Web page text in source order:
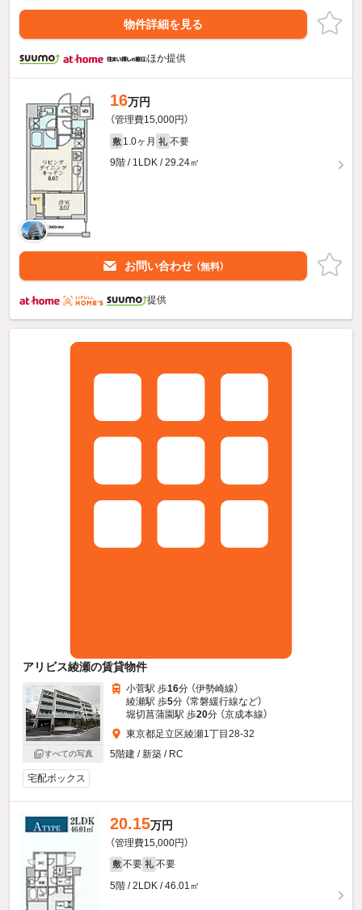
物件詳細を見る
ほか提供
16万円
（管理費15,000円）
敷 1.0ヶ月 礼 不要
9階 / 1LDK / 29.24㎡
お問い合わせ （無料）
提供
アリビス綾瀬の賃貸物件
すべての写真
小菅駅 歩16分 （伊勢崎線）
綾瀬駅 歩5分 （常磐緩行線など）
堀切菖蒲園駅 歩20分 （京成本線）
東京都足立区綾瀬1丁目28-32
5階建 / 新築 / RC
宅配ボックス
20.15万円
（管理費15,000円）
敷 不要 礼 不要
5階 / 2LDK / 46.01㎡